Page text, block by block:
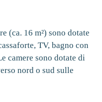
(ca. 16 m²) sono dotate
TV, bagno con
camere sono dotate di
nord o sud sulle